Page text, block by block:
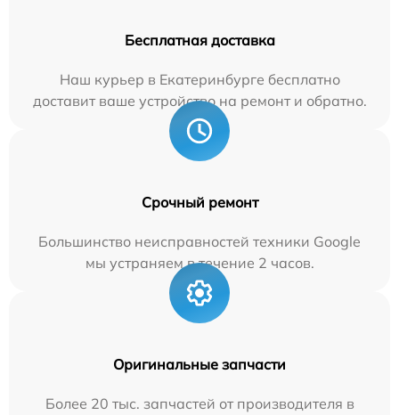
Бесплатная доставка
Наш курьер в Екатеринбурге бесплатно
доставит ваше устройство на ремонт и обратно.
Срочный ремонт
Большинство неисправностей техники Google
мы устраняем в течение 2 часов.
Оригинальные запчасти
Более 20 тыс. запчастей от производителя в